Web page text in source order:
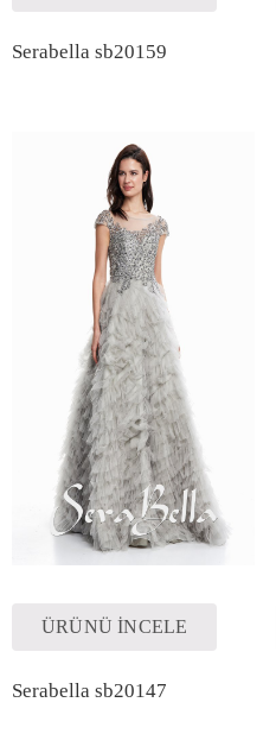
Serabella sb20159
ÜRÜNÜ İNCELE
Serabella sb20147